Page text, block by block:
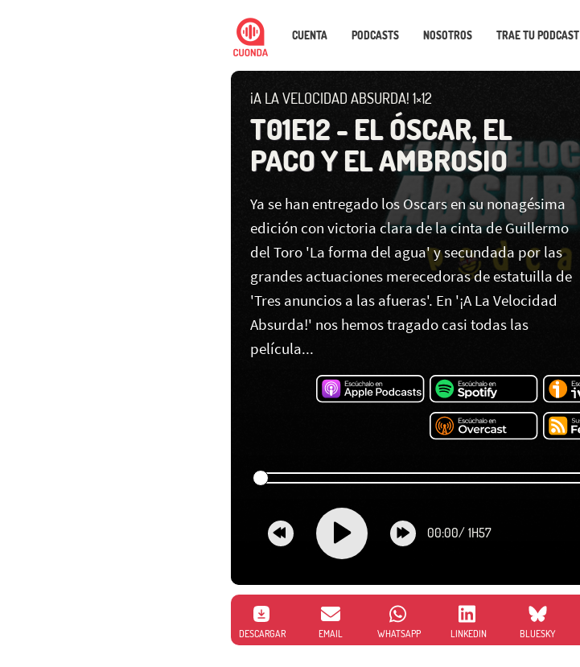
CUENTA PODCASTS NOSOTROS TRAE TU PODCAST
¡A LA VELOCIDAD ABSURDA! 1×12
T01E12 - EL ÓSCAR, EL
PACO Y EL AMBROSIO
Ya se han entregado los Oscars en su nonagésima
edición con victoria clara de la cinta de Guillermo
del Toro 'La forma del agua' y secundada por las
grandes actuaciones merecedoras de estatuilla de
'Tres anuncios a las afueras'. En '¡A La Velocidad
Absurda!' nos hemos tragado casi todas las
película...
00:00/ 1H57
DESCARGAR EMAIL WHATSAPP LINKEDIN BLUESKY